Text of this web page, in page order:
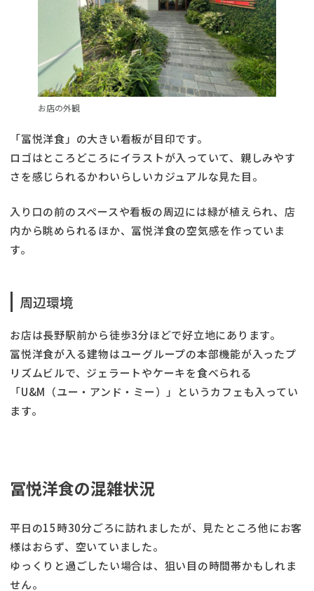
お店の外観
「冨悦洋食」の大きい看板が目印です。
ロゴはところどころにイラストが入っていて、親しみやす
さを感じられるかわいらしいカジュアルな見た目。
入り口の前のスペースや看板の周辺には緑が植えられ、店
内から眺められるほか、冨悦洋食の空気感を作っていま
す。
周辺環境
お店は長野駅前から徒歩3分ほどで好立地にあります。
冨悦洋食が入る建物はユーグループの本部機能が入ったプ
リズムビルで、ジェラートやケーキを食べられる
「U&M（ユー・アンド・ミー）」というカフェも入ってい
ます。
冨悦洋食の混雑状況
平日の15時30分ごろに訪れましたが、見たところ他にお客
様はおらず、空いていました。
ゆっくりと過ごしたい場合は、狙い目の時間帯かもしれま
せん。